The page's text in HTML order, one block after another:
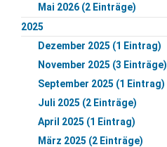
Mai 2026 (2 Einträge)
2025
Dezember 2025 (1 Eintrag)
November 2025 (3 Einträge)
September 2025 (1 Eintrag)
Juli 2025 (2 Einträge)
April 2025 (1 Eintrag)
März 2025 (2 Einträge)